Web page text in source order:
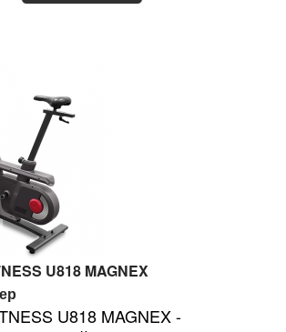
U818 MAGNEX
U818 MAGNEX -